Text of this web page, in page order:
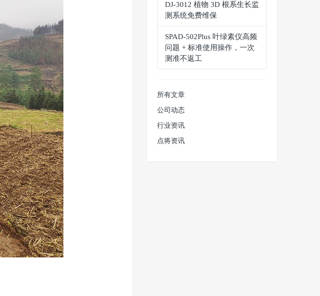
DJ-3012 植物 3D 根系生长监
测系统免费维保
SPAD‑502Plus 叶绿素仪高频
问题 + 标准使用操作，一次
测准不返工
所有文章
公司动态
行业资讯
点将资讯